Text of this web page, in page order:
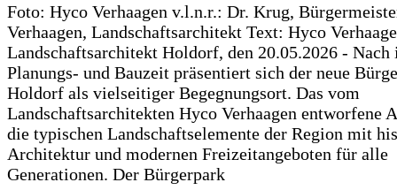
Foto: Hyco Verhaagen v.l.n.r.: Dr. Krug,
Verhaagen, Landschaftsarchitekt Text: Hyco
Landschaftsarchitekt Holdorf, den 20.05.2026 - Nach
Planungs- und Bauzeit präsentiert sich der neue
Holdorf als vielseitiger Begegnungsort. Das vom
Landschaftsarchitekten Hyco Verhaagen entworfene
die typischen Landschaftselemente der Region mit
Architektur und modernen Freizeitangeboten für alle
Generationen. Der Bürgerpark